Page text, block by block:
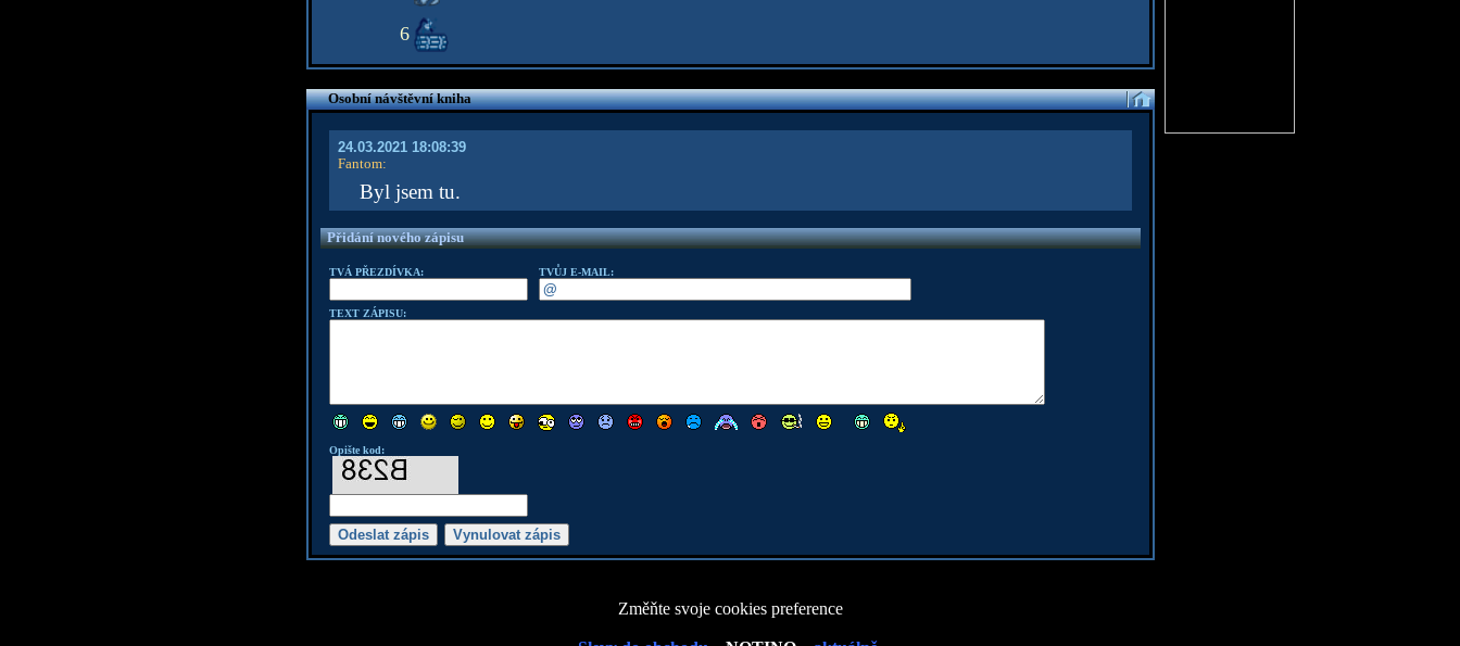
6
Osobní návštěvní kniha
24.03.2021 18:08:39
Fantom:
Byl jsem tu.
Přidání nového zápisu
TVÁ PŘEZDÍVKA: TVŮJ E-MAIL:
TEXT ZÁPISU:
Opište kod:
Změňte svoje cookies preference